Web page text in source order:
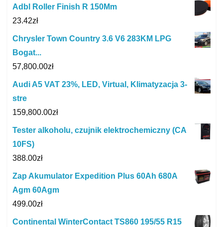
Adbl Roller Finish R 150Mm
23.42zł
Chrysler Town Country 3.6 V6 283KM LPG
Bogat...
57,800.00zł
Audi A5 VAT 23%, LED, Virtual, Klimatyzacja 3-
stre
159,800.00zł
Tester alkoholu, czujnik elektrochemiczny (CA
10FS)
388.00zł
Zap Akumulator Expedition Plus 60Ah 680A
Agm 60Agm
499.00zł
Continental WinterContact TS860 195/55 R15